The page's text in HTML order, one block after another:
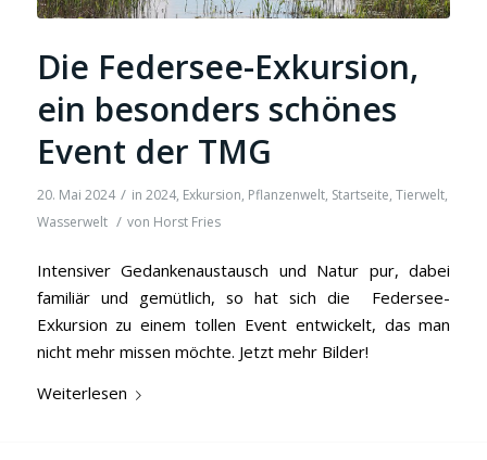
Die Federsee-Exkursion,
ein besonders schönes
Event der TMG
20. Mai 2024 / in 2024, Exkursion, Pflanzenwelt, Startseite, Tierwelt,
Wasserwelt / von Horst Fries
Intensiver Gedankenaustausch und Natur pur, dabei
familiär und gemütlich, so hat sich die Federsee-
Exkursion zu einem tollen Event entwickelt, das man
nicht mehr missen möchte. Jetzt mehr Bilder!
Weiterlesen